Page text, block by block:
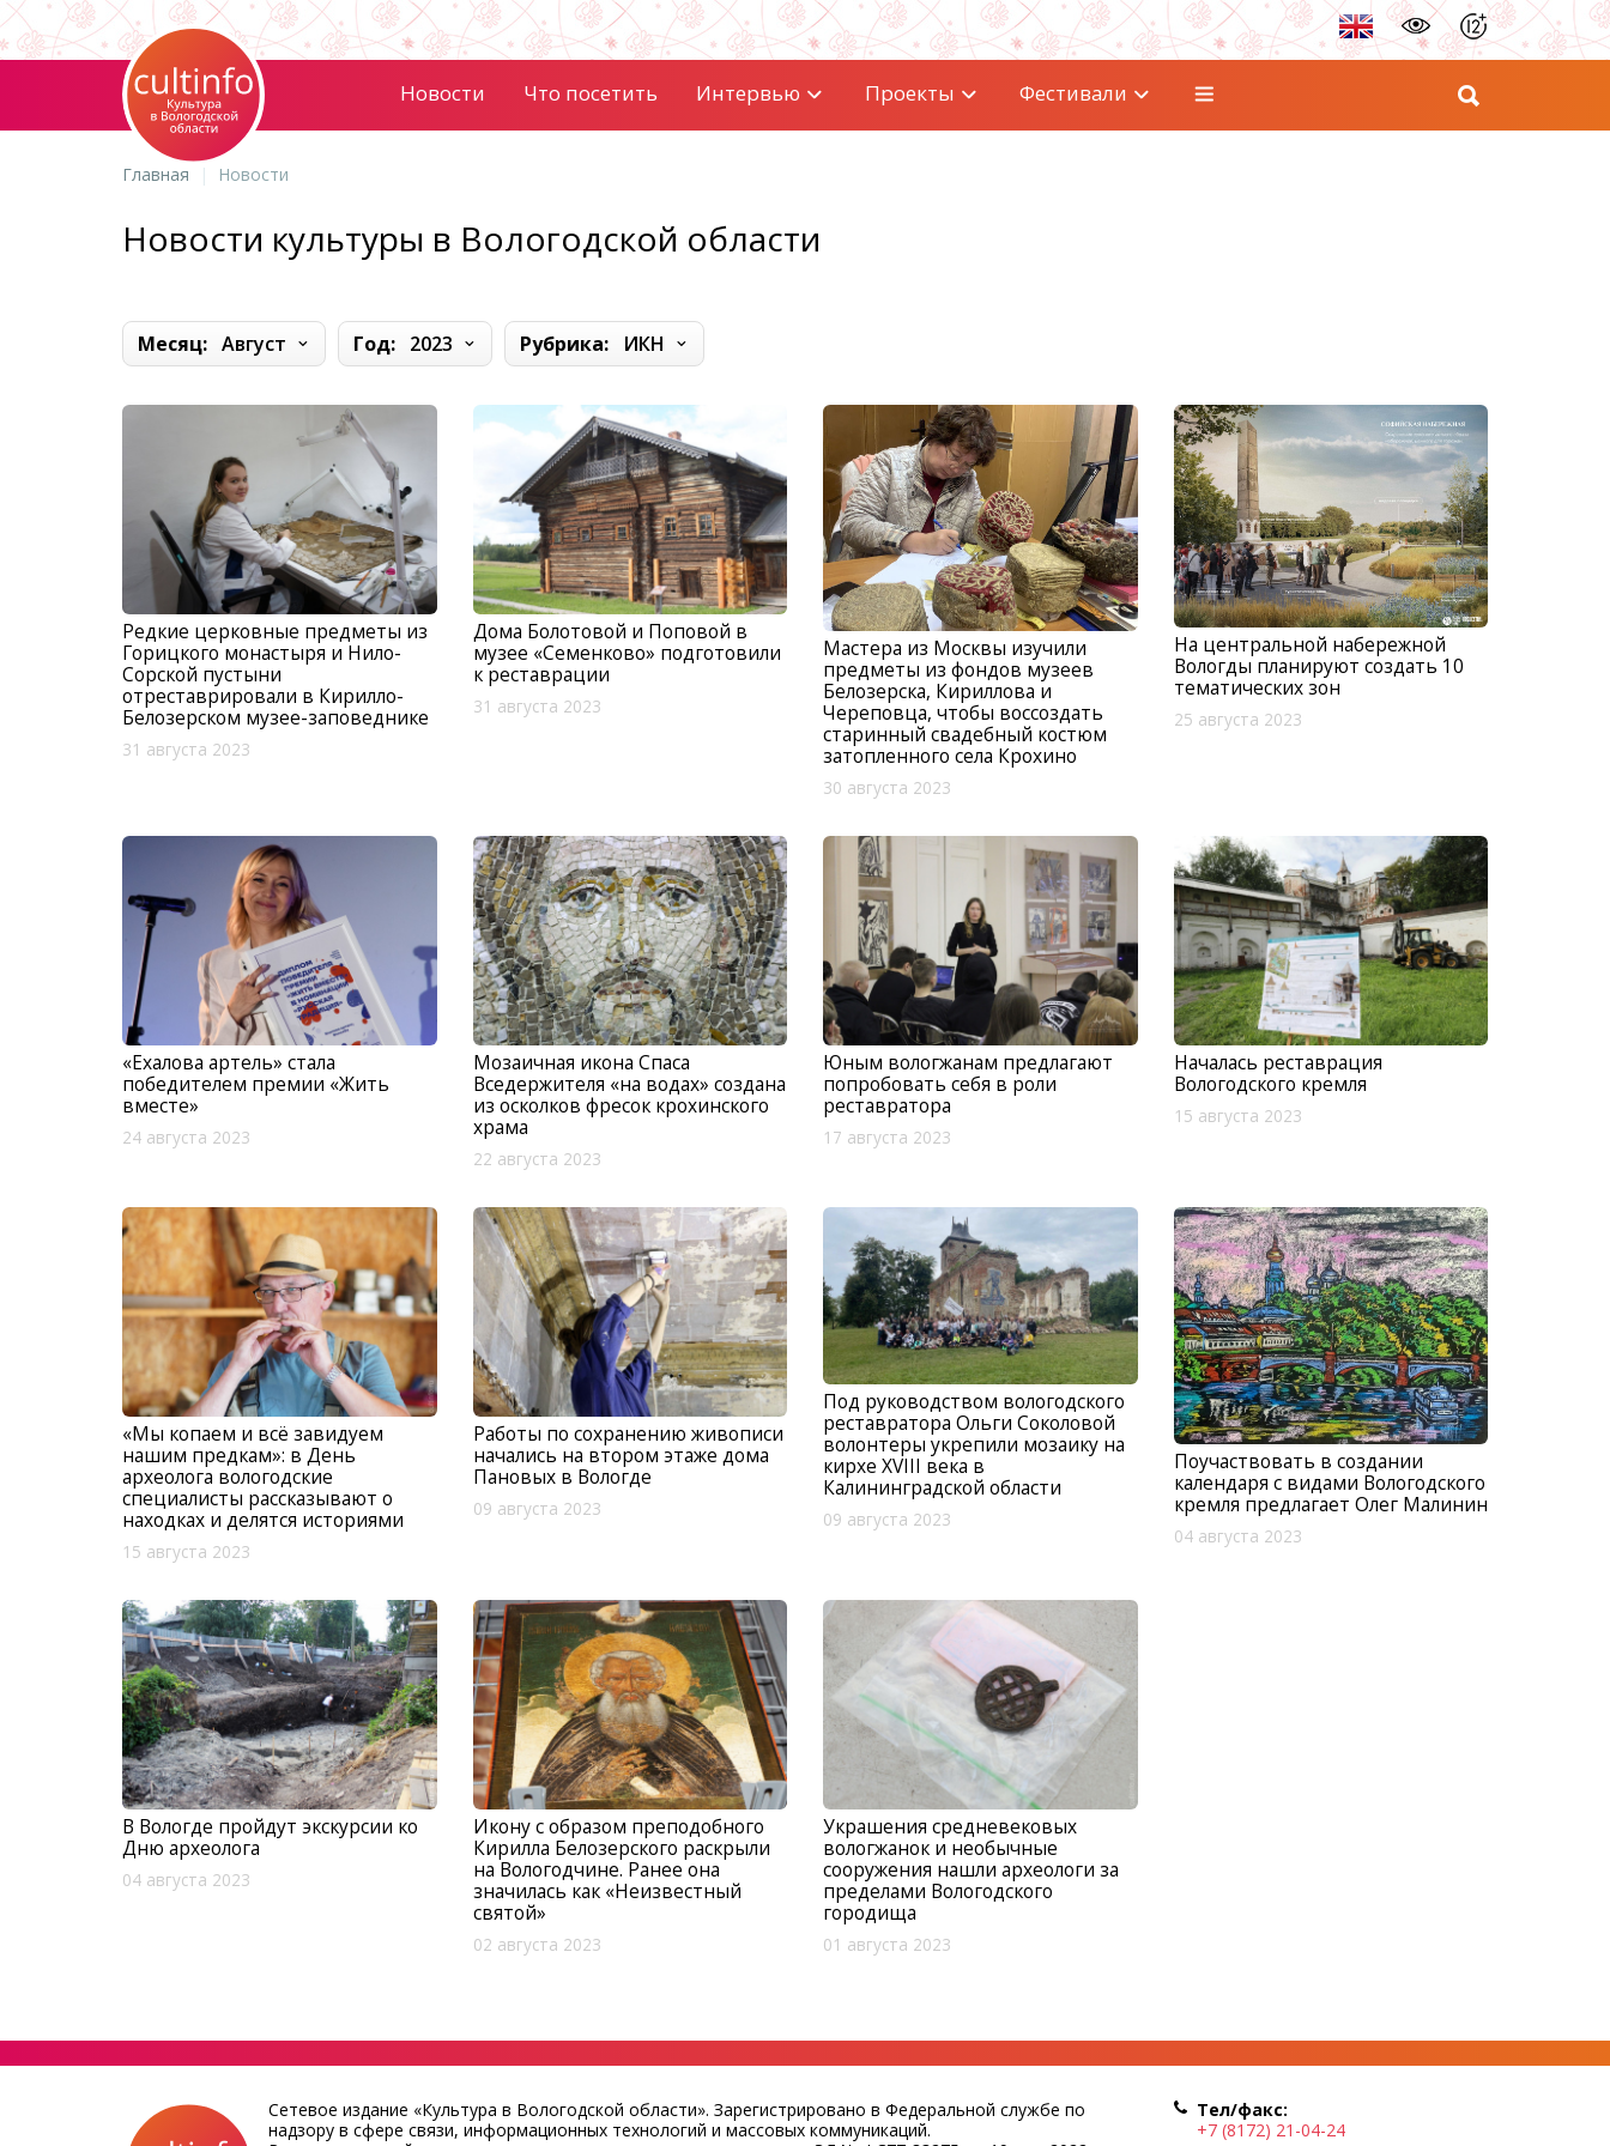
Новости Что посетить Интервью Проекты Фестивали
Главная Новости
Новости культуры в Вологодской области
Месяц: Август Год: 2023 Рубрика: ИКН
Редкие церковные предметы из
Горицкого монастыря и Нило-
Сорской пустыни
отреставрировали в Кирилло-
Белозерском музее-заповеднике
31 августа 2023
Дома Болотовой и Поповой в
музее «Семенково» подготовили
к реставрации
31 августа 2023
Мастера из Москвы изучили
предметы из фондов музеев
Белозерска, Кириллова и
Череповца, чтобы воссоздать
старинный свадебный костюм
затопленного села Крохино
30 августа 2023
На центральной набережной
Вологды планируют создать 10
тематических зон
25 августа 2023
«Ехалова артель» стала
победителем премии «Жить
вместе»
24 августа 2023
Мозаичная икона Спаса
Вседержителя «на водах» создана
из осколков фресок крохинского
храма
22 августа 2023
Юным вологжанам предлагают
попробовать себя в роли
реставратора
17 августа 2023
Началась реставрация
Вологодского кремля
15 августа 2023
«Мы копаем и всё завидуем
нашим предкам»: в День
археолога вологодские
специалисты рассказывают о
находках и делятся историями
15 августа 2023
Работы по сохранению живописи
начались на втором этаже дома
Пановых в Вологде
09 августа 2023
Под руководством вологодского
реставратора Ольги Соколовой
волонтеры укрепили мозаику на
кирхе XVIII века в
Калининградской области
09 августа 2023
Поучаствовать в создании
календаря с видами Вологодского
кремля предлагает Олег Малинин
04 августа 2023
В Вологде пройдут экскурсии ко
Дню археолога
04 августа 2023
Икону с образом преподобного
Кирилла Белозерского раскрыли
на Вологодчине. Ранее она
значилась как «Неизвестный
святой»
02 августа 2023
Украшения средневековых
вологжанок и необычные
сооружения нашли археологи за
пределами Вологодского
городища
01 августа 2023
Сетевое издание «Культура в Вологодской области». Зарегистрировано в Федеральной службе по
надзору в сфере связи, информационных технологий и массовых коммуникаций.
Тел/факс:
+7 (8172) 21-04-24